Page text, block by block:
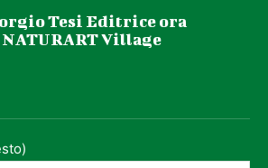
Tesi Editrice ora
Village